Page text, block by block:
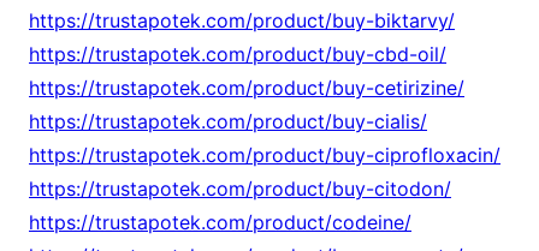
https://trustapotek.com/product/buy-biktarvy/
https://trustapotek.com/product/buy-cbd-oil/
https://trustapotek.com/product/buy-cetirizine/
https://trustapotek.com/product/buy-cialis/
https://trustapotek.com/product/buy-ciprofloxacin/
https://trustapotek.com/product/buy-citodon/
https://trustapotek.com/product/codeine/